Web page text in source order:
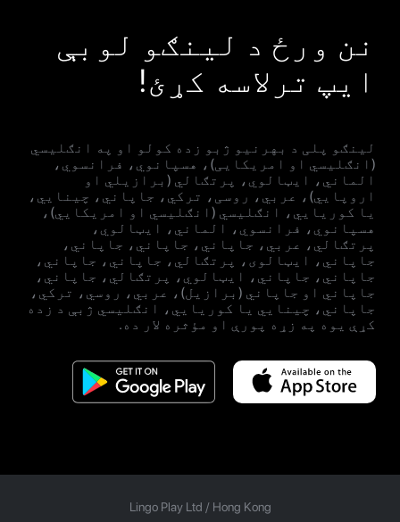
نن ورځ د لینګو لوبې
ایپ ترلاسه کړئ!
لینګو پلی د بهرنیو ژبو زده کولو او په انګلیسي
(انګلیسي او امریکایی)، هسپانوي، فرانسوي،
الماني، ایټالوي، پرتګالي (برازیلي او
اروپايي)، عربي، روسی، ترکي، جاپاني، چینایي،
یا کوریايي، انګلیسي (انګلیسي او امریکایي)،
هسپانوي، فرانسوي، الماني، ایټالوي،
پرتګالي، عربي، جاپاني، جاپاني، جاپاني،
جاپاني، ایټالوی، پرتګالي، جاپاني، جاپاني،
جاپاني، جاپاني، ایټالوي، پرتګالي، جاپاني،
جاپاني او جاپاني (برازيل)، عربي، روسي، ترکي،
جاپاني، چینايي یا کوریايي، انګلیسي ژبې د زده
کړې یوه په زړه پورې او مؤثره لار ده.
Lingo Play Ltd / Hong Kong